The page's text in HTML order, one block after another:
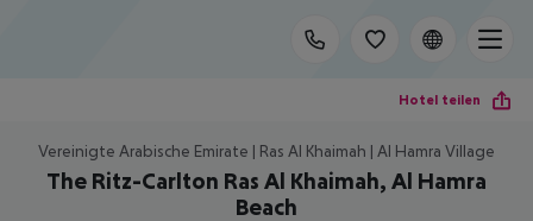
Hotel teilen
Vereinigte Arabische Emirate | Ras Al Khaimah | Al Hamra Village
The Ritz-Carlton Ras Al Khaimah, Al Hamra
Beach